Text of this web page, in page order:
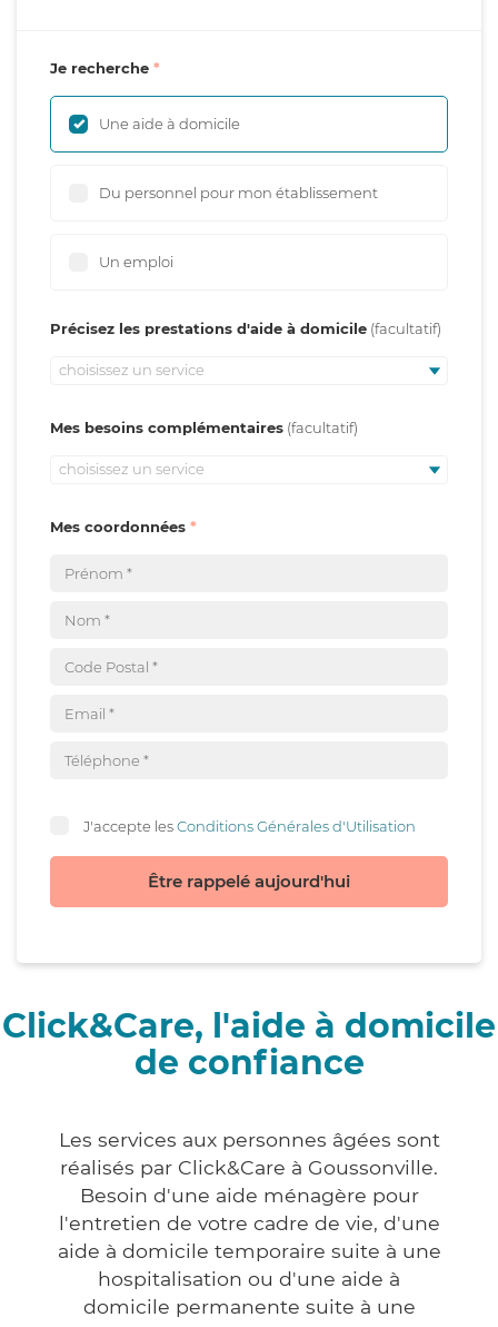
Je recherche
Une aide à domicile
Du personnel pour mon établissement
Un emploi
Précisez les prestations d'aide à domicile
choisissez un service
Mes besoins complémentaires
choisissez un service
Mes coordonnées
J'accepte lesConditions Générales d'Utilisation
Être rappelé aujourd'hui
Click&Care, l'aide à domicile
de confiance
Les services aux personnes âgées sont
réalisés par Click&Care à Goussonville.
Besoin d'une aide ménagère pour
l'entretien de votre cadre de vie, d'une
aide à domicile temporaire suite à une
hospitalisation ou d'une aide à
domicile permanente suite à une